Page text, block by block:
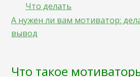
Что делать
А нужен ли вам мотиватор:
вывод
Что такое